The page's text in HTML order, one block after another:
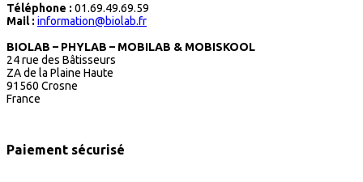
Téléphone : 01.69.49.69.59
Mail : information@biolab.fr
BIOLAB – PHYLAB – MOBILAB & MOBISKOOL
24 rue des Bâtisseurs
ZA de la Plaine Haute
91560 Crosne
France
Paiement sécurisé